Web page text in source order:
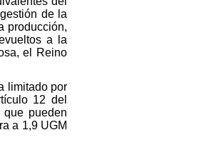
de la
producción,
a la
el Reino
limitado por
12 del
que pueden
a 1,9 UGM